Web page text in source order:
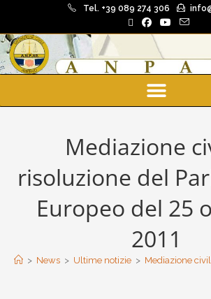
Tel. +39 089 274 306
Mediazione
risoluzione del
Europeo del 25
2011
> News > Ultime notizie > Mediazione